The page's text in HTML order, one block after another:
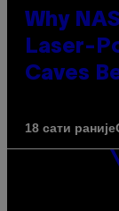
Why
Laser-
Caves
18 сати раније